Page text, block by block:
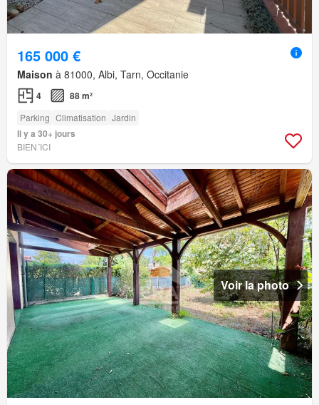
165 000 €
Maison à 81000, Albi, Tarn, Occitanie
4 88 m²
Parking Climatisation Jardin
Il y a 30+ jours
BIEN´ICI
Voir la photo